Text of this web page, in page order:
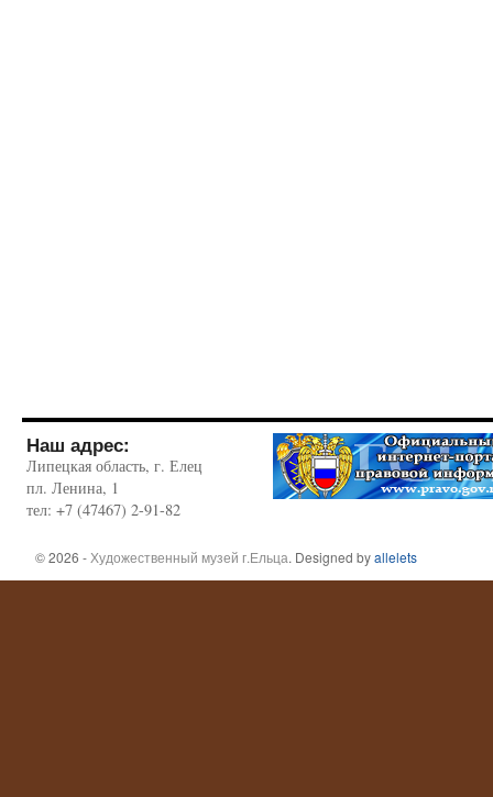
Наш адрес:
Липецкая область, г. Елец
пл. Ленина, 1
тел: +7 (47467) 2-91-82
© 2026 - Художественный музей г.Ельца. Designed byallelets